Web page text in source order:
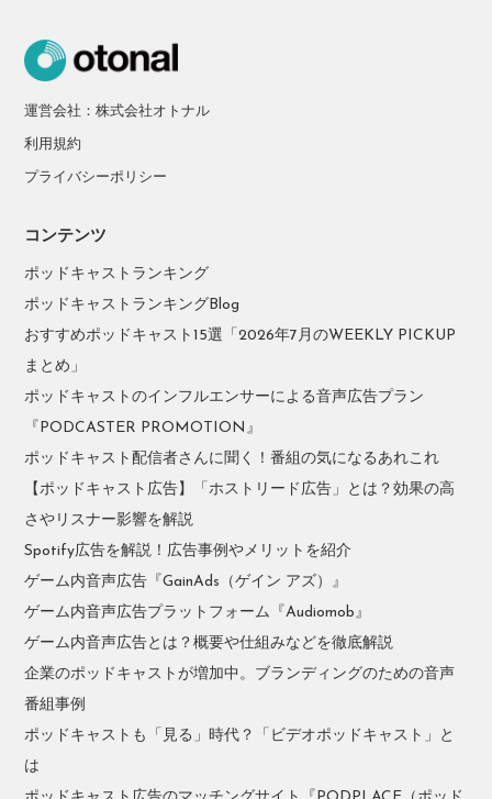
運営会社：株式会社オトナル
利用規約
プライバシーポリシー
コンテンツ
ポッドキャストランキング
ポッドキャストランキングBlog
おすすめポッドキャスト15選「2026年7月のWEEKLY PICKUP
まとめ」
ポッドキャストのインフルエンサーによる音声広告プラン
『PODCASTER PROMOTION』
ポッドキャスト配信者さんに聞く！番組の気になるあれこれ
【ポッドキャスト広告】「ホストリード広告」とは？効果の高
さやリスナー影響を解説
Spotify広告を解説！広告事例やメリットを紹介
ゲーム内音声広告『GainAds（ゲイン アズ）』
ゲーム内音声広告プラットフォーム『Audiomob』
ゲーム内音声広告とは？概要や仕組みなどを徹底解説
企業のポッドキャストが増加中。ブランディングのための音声
番組事例
ポッドキャストも「見る」時代？「ビデオポッドキャスト」と
は